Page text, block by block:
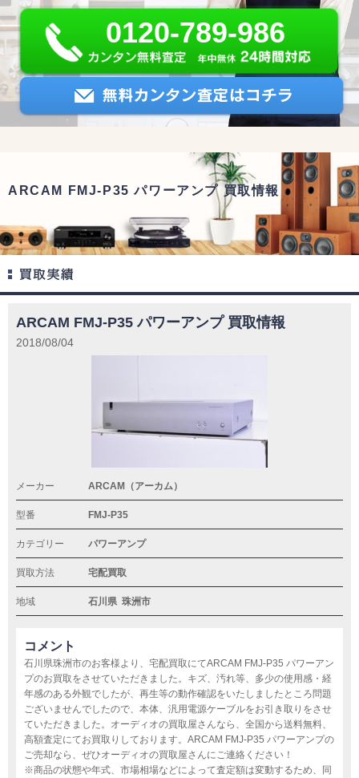
0120-789-986
ARCAM FMJ-P35 パワーアンプ 買取情報
ARCAM FMJ-P35 パワーアンプ 買取情報
2018/08/04
メーカー ARCAM（アーカム）
型番 FMJ-P35
カテゴリー パワーアンプ
買取方法 宅配買取
地域 石川県 珠洲市
コメント
石川県珠洲市のお客様より、宅配買取にてARCAM FMJ-P35 パワーアン
プのお買取をさせていただきました。キズ、汚れ等、多少の使用感・経
年感のある外観でしたが、再生等の動作確認をいたしましたところ問題
ございませんでしたので、本体、汎用電源ケーブルをお引き取りをさせ
ていただきました。オーディオの買取屋さんなら、全国から送料無料、
高額査定にてお買取りしております。ARCAM FMJ-P35 パワーアンプの
ご売却なら、ぜひオーディオの買取屋さんにご連絡ください！
※商品の状態や年式、市場相場などによって査定額は変動するため、同